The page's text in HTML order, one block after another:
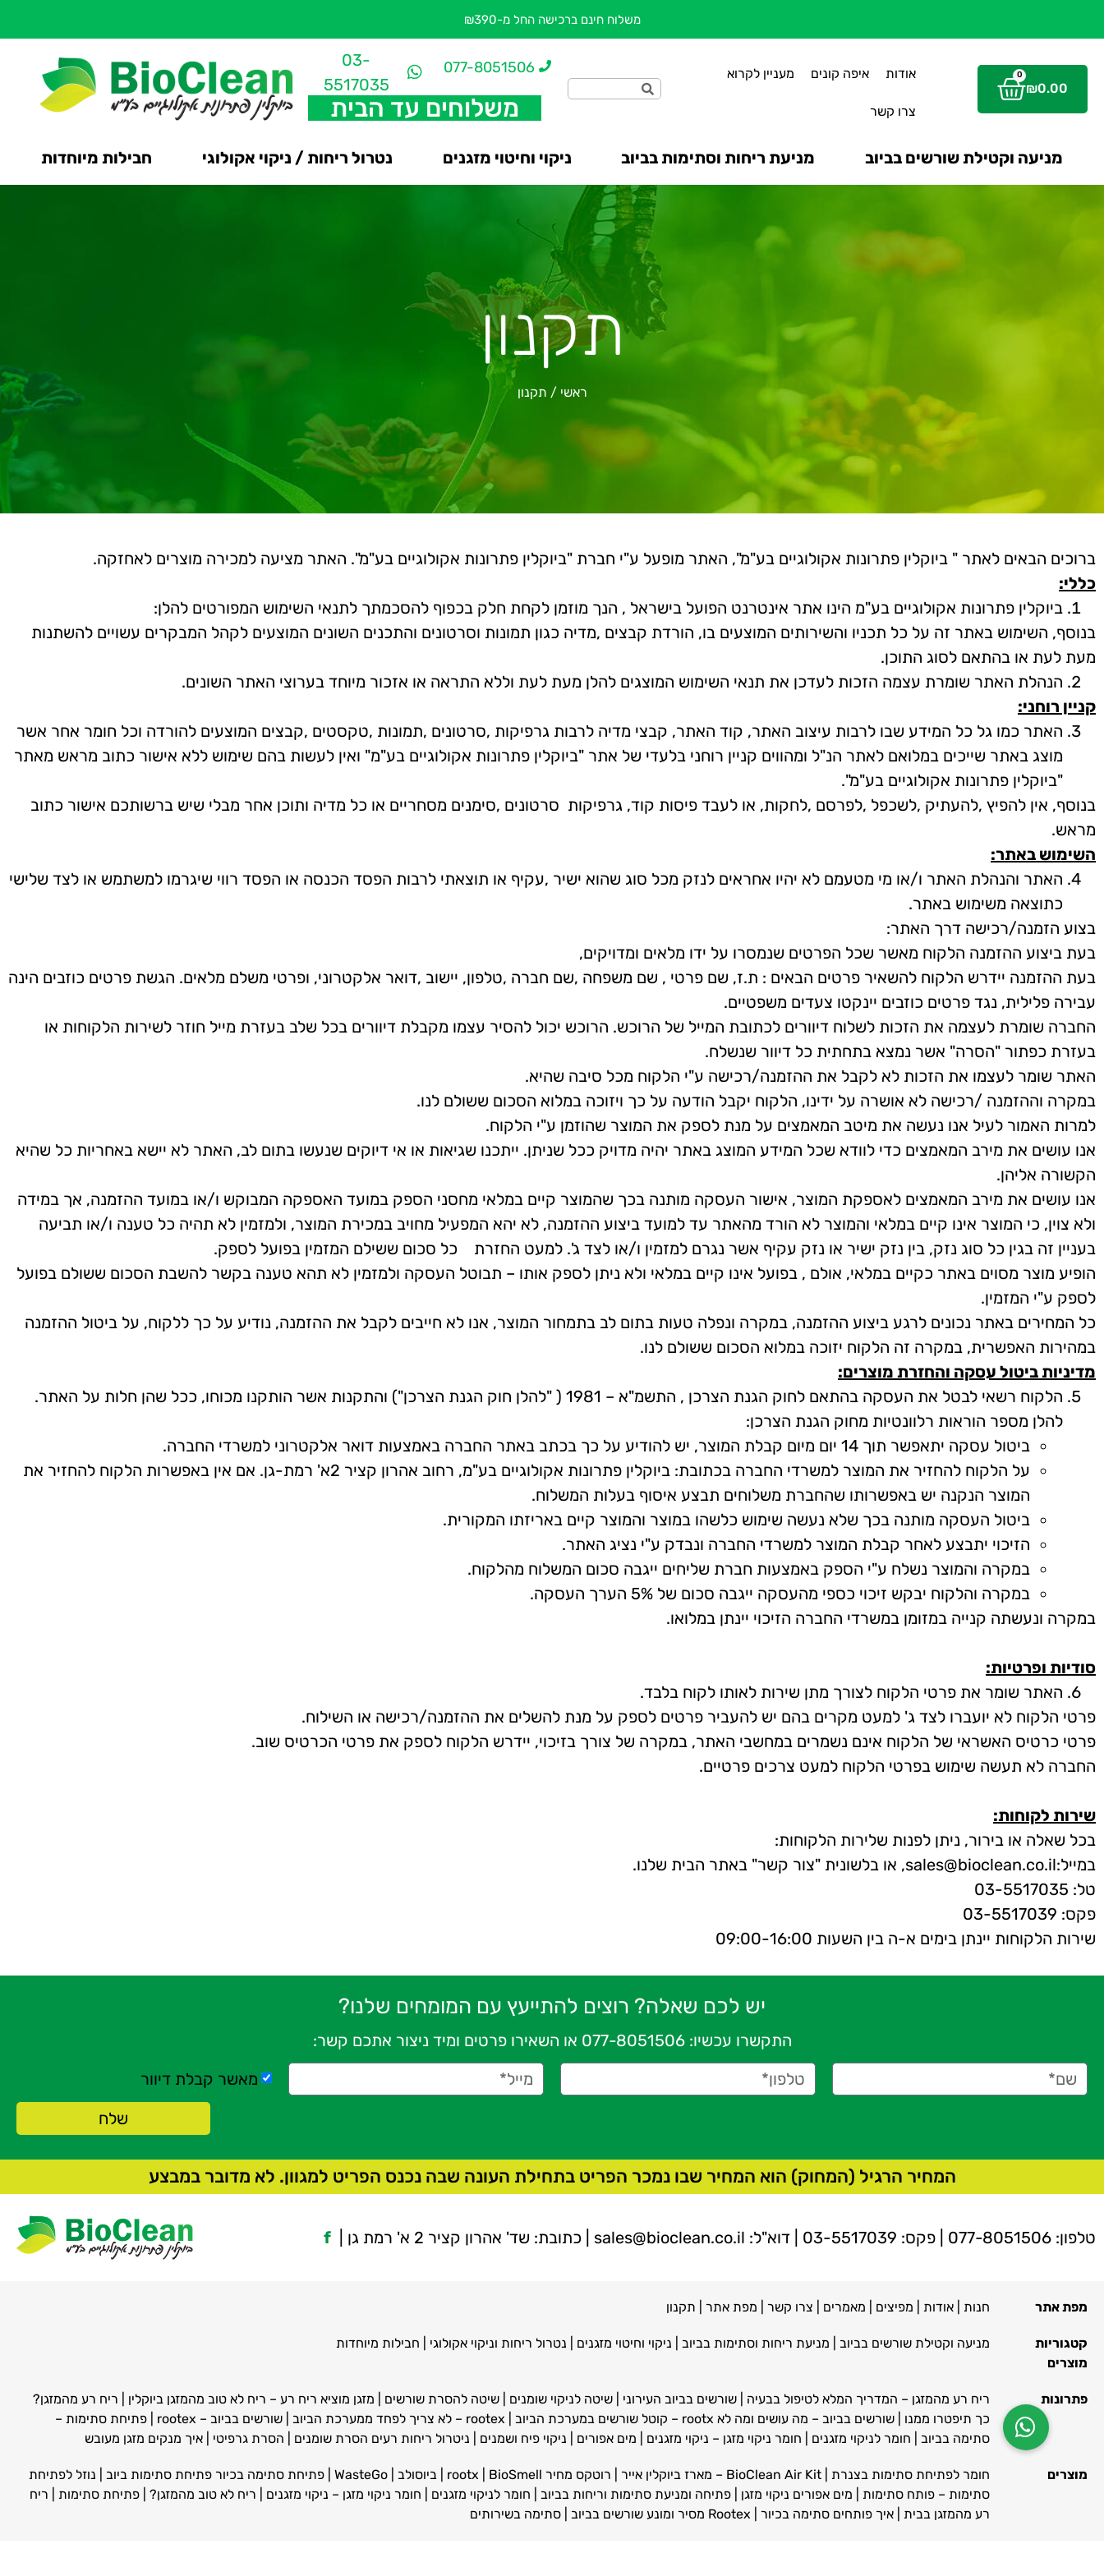
משלוח חינם ברכישה החל מ-₪390
₪0.00
0 אודות איפה קונים מעניין לקרוא
צרו קשר
077-8051506
משלוחים עד הבית
03-
5517035
מניעה וקטילת שורשים בביוב מניעת ריחות וסתימות בביוב ניקוי וחיטוי מזגנים נטרול ריחות / ניקוי אקולוגי חבילות מיוחדות
תקנון
ראשי / תקנון
ברוכים הבאים לאתר " ביוקלין פתרונות אקולוגיים בע"מ", האתר מופעל ע"י חברת "ביוקלין פתרונות אקולוגיים בע"מ". האתר מציעה למכירה מוצרים לאחזקה.
כללי:
ביוקלין פתרונות אקולוגיים בע"מ הינו אתר אינטרנט הפועל בישראל , הנך מוזמן לקחת חלק בכפוף להסכמתך לתנאי השימוש המפורטים להלן:
בנוסף, השימוש באתר זה על כל תכניו והשירותים המוצעים בו, הורדת קבצים ,מדיה כגון תמונות וסרטונים והתכנים השונים המוצעים לקהל המבקרים עשויים להשתנות
מעת לעת או בהתאם לסוג התוכן.
הנהלת האתר שומרת עצמה הזכות לעדכן את תנאי השימוש המוצגים להלן מעת לעת וללא התראה או אזכור מיוחד בערוצי האתר השונים.
קניין רוחני:
האתר כמו גל כל המידע שבו לרבות עיצוב האתר, קוד האתר, קבצי מדיה לרבות גרפיקות ,סרטונים ,תמונות ,טקסטים ,קבצים המוצעים להורדה וכל חומר אחר אשר
מוצג באתר שייכים במלואם לאתר הנ"ל ומהווים קניין רוחני בלעדי של אתר "ביוקלין פתרונות אקולוגיים בע"מ" ואין לעשות בהם שימוש ללא אישור כתוב מראש מאתר
"ביוקלין פתרונות אקולוגיים בע"מ".
בנוסף, אין להפיץ ,להעתיק ,לשכפל ,לפרסם ,לחקות, או לעבד פיסות קוד, גרפיקות סרטונים ,סימנים מסחריים או כל מדיה ותוכן אחר מבלי שיש ברשותכם אישור כתוב
מראש.
השימוש באתר:
האתר והנהלת האתר ו/או מי מטעמם לא יהיו אחראים לנזק מכל סוג שהוא ישיר ,עקיף או תוצאתי לרבות הפסד הכנסה או הפסד רווי שיגרמו למשתמש או לצד שלישי
כתוצאה משימוש באתר.
בצוע הזמנה/רכישה דרך האתר:
בעת ביצוע ההזמנה הלקוח מאשר שכל הפרטים שנמסרו על ידו מלאים ומדויקים,
בעת ההזמנה יידרש הלקוח להשאיר פרטים הבאים : ת.ז, שם פרטי , שם משפחה ,שם חברה ,טלפון, יישוב ,דואר אלקטרוני, ופרטי משלם מלאים. הגשת פרטים כוזבים הינה
עבירה פלילית, נגד פרטים כוזבים יינקטו צעדים משפטיים.
החברה שומרת לעצמה את הזכות לשלוח דיוורים לכתובת המייל של הרוכש. הרוכש יכול להסיר עצמו מקבלת דיוורים בכל שלב בעזרת מייל חוזר לשירות הלקוחות או
בעזרת כפתור "הסרה" אשר נמצא בתחתית כל דיוור שנשלח.
האתר שומר לעצמו את הזכות לא לקבל את ההזמנה/רכישה ע"י הלקוח מכל סיבה שהיא.
במקרה וההזמנה /רכישה לא אושרה על ידינו, הלקוח יקבל הודעה על כך ויזוכה במלוא הסכום ששולם לנו.
למרות האמור לעיל אנו נעשה את מיטב המאמצים על מנת לספק את המוצר שהוזמן ע"י הלקוח.
אנו עושים את מירב המאמצים כדי לוודא שכל המידע המוצג באתר יהיה מדויק ככל שניתן. ייתכנו שגיאות או אי דיוקים שנעשו בתום לב, האתר לא יישא באחריות כל שהיא
הקשורה אליהן.
אנו עושים את מירב המאמצים לאספקת המוצר, אישור העסקה מותנה בכך שהמוצר קיים במלאי מחסני הספק במועד האספקה המבוקש ו/או במועד ההזמנה, אך במידה
ולא צוין, כי המוצר אינו קיים במלאי והמוצר לא הורד מהאתר עד למועד ביצוע ההזמנה, לא יהא המפעיל מחויב במכירת המוצר, ולמזמין לא תהיה כל טענה ו/או תביעה
בעניין זה בגין כל סוג נזק, בין נזק ישיר או נזק עקיף אשר נגרם למזמין ו/או לצד ג'. למעט החזרת כל סכום ששילם המזמין בפועל לספק.
הופיע מוצר מסוים באתר כקיים במלאי, אולם , בפועל אינו קיים במלאי ולא ניתן לספק אותו – תבוטל העסקה ולמזמין לא תהא טענה בקשר להשבת הסכום ששולם בפועל
לספק ע"י המזמין.
כל המחירים באתר נכונים לרגע ביצוע ההזמנה, במקרה ונפלה טעות בתום לב בתמחור המוצר, אנו לא חייבים לקבל את ההזמנה, נודיע על כך ללקוח, על ביטול ההזמנה
במהירות האפשרית, במקרה זה הלקוח יזוכה במלוא הסכום ששולם לנו.
מדיניות ביטול עסקה והחזרת מוצרים:
הלקוח רשאי לבטל את העסקה בהתאם לחוק הגנת הצרכן , התשמ"א – 1981 ( "להלן חוק הגנת הצרכן") והתקנות אשר הותקנו מכוחו, ככל שהן חלות על האתר.
להלן מספר הוראות רלוונטיות מחוק הגנת הצרכן:
ביטול עסקה יתאפשר תוך 14 יום מיום קבלת המוצר, יש להודיע על כך בכתב באתר החברה באמצעות דואר אלקטרוני למשרדי החברה.
על הלקוח להחזיר את המוצר למשרדי החברה בכתובת: ביוקלין פתרונות אקולוגיים בע"מ, רחוב אהרון קציר 2א' רמת-גן. אם אין באפשרות הלקוח להחזיר את
המוצר הנקנה יש באפשרותו שהחברת משלוחים תבצע איסוף בעלות המשלוח.
ביטול העסקה מותנה בכך שלא נעשה שימוש כלשהו במוצר והמוצר קיים באריזתו המקורית.
הזיכוי יתבצע לאחר קבלת המוצר למשרדי החברה ונבדק ע"י נציג האתר.
במקרה והמוצר נשלח ע"י הספק באמצעות חברת שליחים ייגבה סכום המשלוח מהלקוח.
במקרה והלקוח יבקש זיכוי כספי מהעסקה ייגבה סכום של 5% הערך העסקה.
במקרה ונעשתה קנייה במזומן במשרדי החברה הזיכוי יינתן במלואו.
סודיות ופרטיות:
האתר שומר את פרטי הלקוח לצורך מתן שירות לאותו לקוח בלבד.
פרטי הלקוח לא יועברו לצד ג' למעט מקרים בהם יש להעביר פרטים לספק על מנת להשלים את ההזמנה/רכישה או השילוח.
פרטי כרטיס האשראי של הלקוח אינם נשמרים במחשבי האתר, במקרה של צורך בזיכוי, יידרש הלקוח לספק את פרטי הכרטיס שוב.
החברה לא תעשה שימוש בפרטי הלקוח למעט צרכים פרטיים.
שירות לקוחות:
בכל שאלה או בירור, ניתן לפנות שלירות הלקוחות:
במייל:sales@bioclean.co.il, או בלשונית "צור קשר" באתר הבית שלנו.
טל: 03-5517035
פקס: 03-5517039
שירות הלקוחות יינתן בימים א-ה בין השעות 09:00-16:00
יש לכם שאלה? רוצים להתייעץ עם המומחים שלנו?
התקשרו עכשיו:077-8051506 או השאירו פרטים ומיד ניצור אתכם קשר:
מאשר קבלת דיוור
שלח
המחיר הרגיל (המחוק) הוא המחיר שבו נמכר הפריט בתחילת העונה שבה נכנס הפריט למגוון. לא מדובר במבצע
טלפון: 077-8051506 | פקס: 03-5517039 | דוא"ל: sales@bioclean.co.il | כתובת: שד' אהרון קציר 2 א' רמת גן | f
מפת אתר חנות |אודות מפיצים מאמרים צרו קשר מפת אתר תקנון
קטגוריות
מוצרים
מניעה וקטילת שורשים בביוב מניעת ריחות וסתימות בביוב ניקוי וחיטוי מזגנים נטרול ריחות וניקוי אקולוגי חבילות מיוחדות
פתרונות ריח רע מהמזגן – המדריך המלא לטיפול בבעיה |שורשים בביוב העירוני |שיטה לניקוי שומנים |שיטה להסרת שורשים | מזגן מוציא ריח רע – ריח לא טוב מהמזגן ביוקלין
ריח רע מהמזגן?
כך תיפטרו ממנו |שורשים בביוב – מה עושים ומה לא rootx – קוטל שורשים במערכת הביוב rootex – לא צריך לפחד ממערכת הביוב |שורשים בביוב – rootex |פתיחת סתימות –
סתימה בביוב
חומר לניקוי מזגנים חומר ניקוי מזגן – ניקוי מזגנים | מים אפורים ניקוי פיח ושמנים ניטרול ריחות רעים הסרת שומנים הסרת גרפיטי |איך מנקים מזגן מעובש
מוצרים חומר לפתיחת סתימות בצנרת |BioClean Air Kit – מארז ביוקלין אייר רוטקס מחיר rootx BioSmell
|ביוסולב |
WasteGo
|פתיחת סתימה בכיור פתיחת סתימות ביוב
נוזל לפתיחת
סתימות – פותח סתימות
מים אפורים ניקוי מזגן |פתיחה ומניעת סתימות וריחות בביוב חומר לניקוי מזגנים חומר ניקוי מזגן – ניקוי מזגנים ריח לא טוב מהמזגן? |פתיחת סתימות
ריח
רע מהמזגן בבית |איך פותחים סתימה בכיור Rootex מסיר ומונע שורשים בביוב |סתימה בשירותים